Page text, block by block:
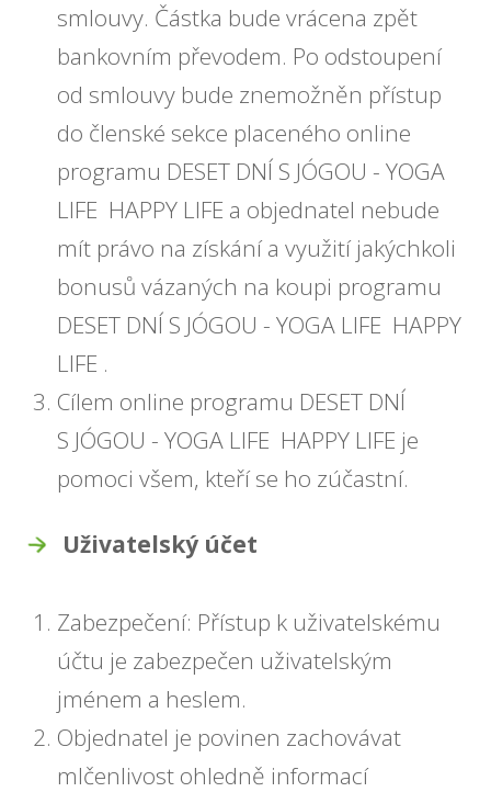
smlouvy. Částka bude vrácena zpět
bankovním převodem. Po odstoupení
od smlouvy bude znemožněn přístup
do členské sekce placeného online
programu DESET DNÍ S JÓGOU - YOGA
LIFE HAPPY LIFE a objednatel nebude
mít právo na získání a využití jakýchkoli
bonusů vázaných na koupi programu
DESET DNÍ S JÓGOU - YOGA LIFE HAPPY
LIFE .
Cílem online programu DESET DNÍ
S JÓGOU - YOGA LIFE HAPPY LIFE je
pomoci všem, kteří se ho zúčastní.
Uživatelský účet
Zabezpečení: Přístup k uživatelskému
účtu je zabezpečen uživatelským
jménem a heslem.
Objednatel je povinen zachovávat
mlčenlivost ohledně informací